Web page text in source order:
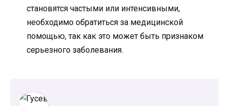
становятся частыми или интенсивными,
необходимо обратиться за медицинской
помощью, так как это может быть признаком
серьезного заболевания.